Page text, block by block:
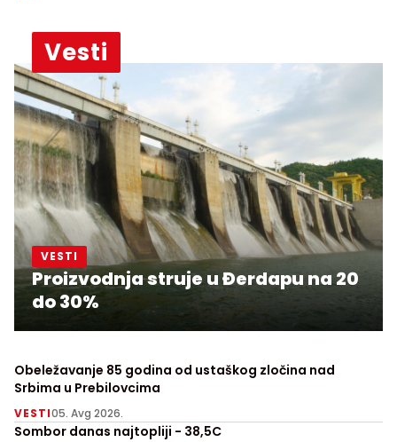
Vesti
VESTI
Proizvodnja struje u Đerdapu na 20
do 30%
Obeležavanje 85 godina od ustaškog zločina nad
Srbima u Prebilovcima
VESTI05. Avg 2026.
Sombor danas najtopliji - 38,5C